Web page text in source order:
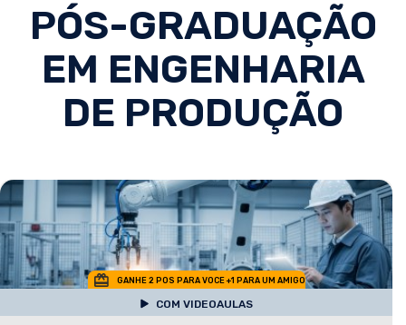
PÓS-GRADUAÇÃO
EM ENGENHARIA
DE PRODUÇÃO
GANHE 2 POS PARA VOCE +1 PARA UM AMIGO
COM VIDEOAULAS